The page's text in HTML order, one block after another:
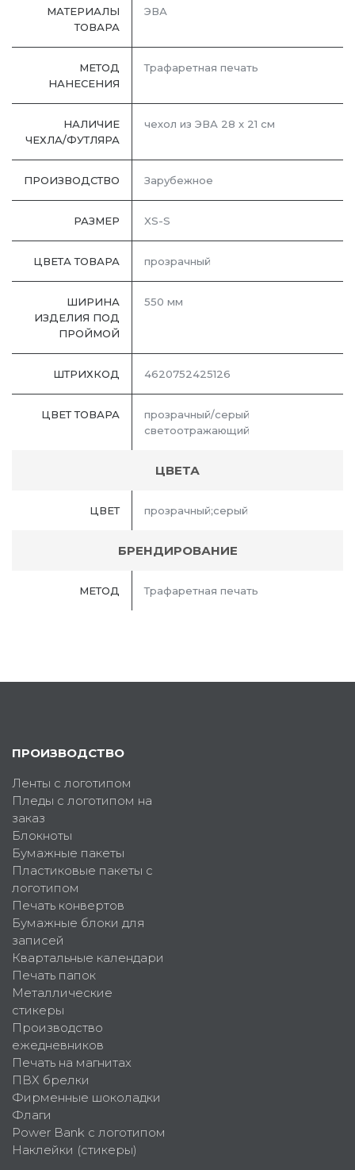
МАТЕРИАЛЫ
ТОВАРА
ЭВА
МЕТОД
НАНЕСЕНИЯ
Трафаретная печать
НАЛИЧИЕ
ЧЕХЛА/ФУТЛЯРА
чехол из ЭВА 28 х 21 см
ПРОИЗВОДСТВО Зарубежное
РАЗМЕР XS-S
ЦВЕТА ТОВАРА прозрачный
ШИРИНА
ИЗДЕЛИЯ ПОД
ПРОЙМОЙ
550 мм
ШТРИХКОД 4620752425126
ЦВЕТ ТОВАРА
прозрачный/серый
светоотражающий
ЦВЕТА
ЦВЕТ прозрачный;серый
БРЕНДИРОВАНИЕ
МЕТОД Трафаретная печать
ПРОИЗВОДСТВО
Ленты с логотипом
Пледы с логотипом на
заказ
Блокноты
Бумажные пакеты
Пластиковые пакеты с
логотипом
Печать конвертов
Бумажные блоки для
записей
Квартальные календари
Печать папок
Металлические
стикеры
Производство
ежедневников
Печать на магнитах
ПВХ брелки
Фирменные шоколадки
Флаги
Power Bank с логотипом
Наклейки (стикеры)